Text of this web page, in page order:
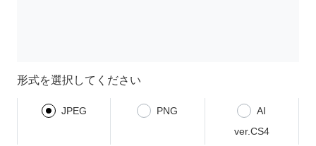
形式を選択してください
JPEG PNG
AI
ver.CS4